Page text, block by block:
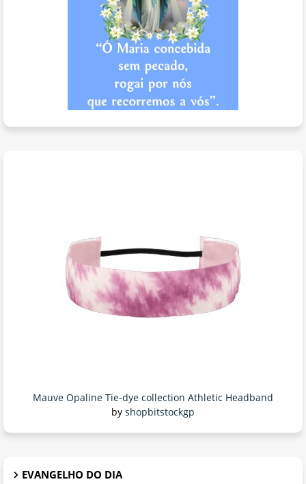
Mauve Opaline Tie-dye collection Athletic Headband
by shopbitstockgp
EVANGELHO DO DIA